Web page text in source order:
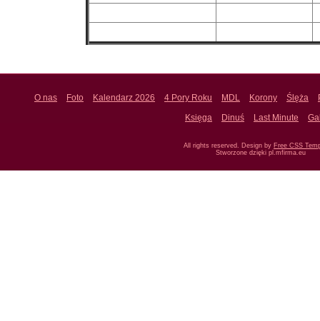
O nas Foto Kalendarz 2026 4 Pory Roku MDL Korony Ślęża
Księga
Dinuś Last Minute
All rights reserved. Design by Free CSS
Stworzone dzięki pl.mfirma.eu